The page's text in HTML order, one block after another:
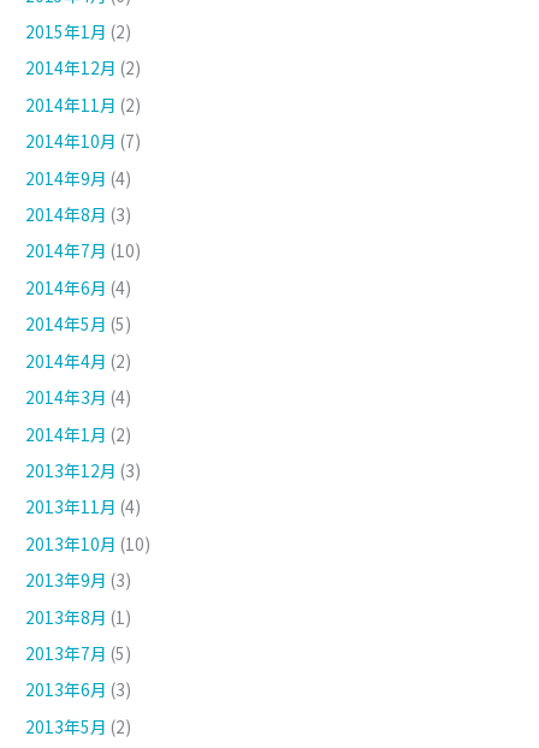
2015年1月 (2)
2014年12月 (2)
2014年11月 (2)
2014年10月 (7)
2014年9月 (4)
2014年8月 (3)
2014年7月 (10)
2014年6月 (4)
2014年5月 (5)
2014年4月 (2)
2014年3月 (4)
2014年1月 (2)
2013年12月 (3)
2013年11月 (4)
2013年10月 (10)
2013年9月 (3)
2013年8月 (1)
2013年7月 (5)
2013年6月 (3)
2013年5月 (2)